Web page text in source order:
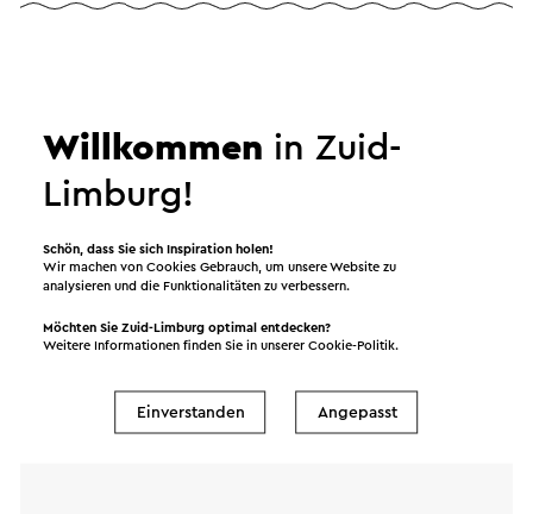
"Senden" gesendet. Unsere Datenschutzerklärung
erläutert, wie Visit Zuid-Limburg mit Ihren
persönlichen Daten umgeht.
Name
Nachricht
Willkommen in Zuid-
Limburg!
Schön, dass Sie sich Inspiration holen!
Wir machen von Cookies Gebrauch, um unsere Website zu
analysieren und die Funktionalitäten zu verbessern.
Möchten Sie Zuid-Limburg optimal entdecken?
Weitere Informationen finden Sie in unsererCookie-Politik
Einverstanden Angepasst